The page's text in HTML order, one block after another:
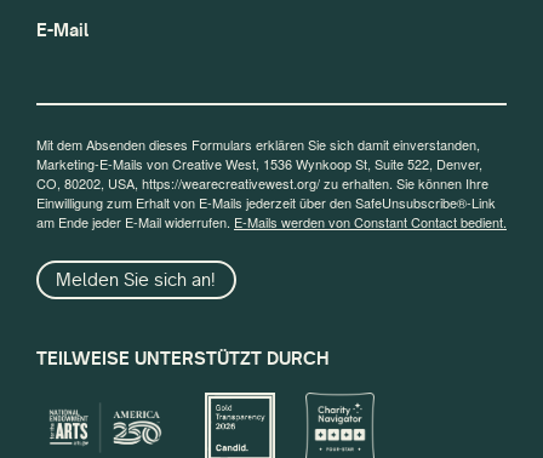
E-Mail
Mit dem Absenden dieses Formulars erklären Sie sich damit einverstanden,
Marketing-E-Mails von Creative West, 1536 Wynkoop St, Suite 522, Denver,
CO, 80202, USA, https://wearecreativewest.org/ zu erhalten. Sie können Ihre
Einwilligung zum Erhalt von E-Mails jederzeit über den SafeUnsubscribe®-Link
am Ende jeder E-Mail widerrufen. E-Mails werden von Constant Contact bedient.
Melden Sie sich an!
TEILWEISE UNTERSTÜTZT DURCH